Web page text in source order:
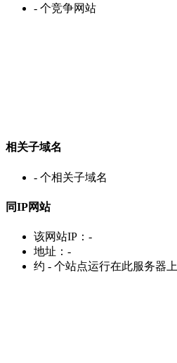
- 个竞争网站
相关子域名
- 个相关子域名
同IP网站
该网站IP： -
地址： -
约 - 个站点运行在此服务器上